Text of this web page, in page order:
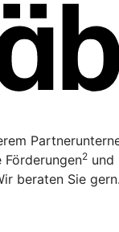
2 und
beraten Sie gern.